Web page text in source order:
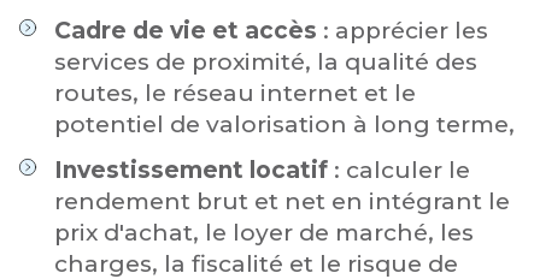
Cadre de vie et accès : apprécier les
services de proximité, la qualité des
routes, le réseau internet et le
potentiel de valorisation à long terme,
Investissement locatif : calculer le
rendement brut et net en intégrant le
prix d'achat, le loyer de marché, les
charges, la fiscalité et le risque de